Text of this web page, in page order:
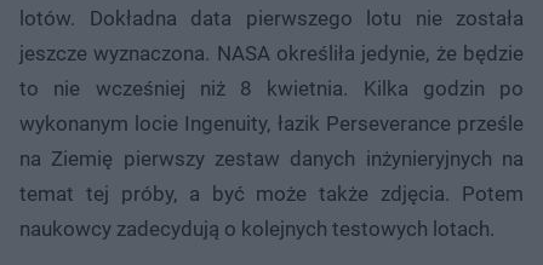
lotów. Dokładna data pierwszego lotu nie została
jeszcze wyznaczona. NASA określiła jedynie, że będzie
to nie wcześniej niż 8 kwietnia. Kilka godzin po
wykonanym locie Ingenuity, łazik Perseverance prześle
na Ziemię pierwszy zestaw danych inżynieryjnych na
temat tej próby, a być może także zdjęcia. Potem
naukowcy zadecydują o kolejnych testowych lotach.